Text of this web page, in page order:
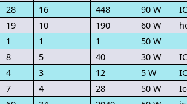
28 16 448 90 W
19 10 190 60 W
1 1 1
50 W
8 5 40 30 W
4 3 12 5 W
7 4 28 50 W